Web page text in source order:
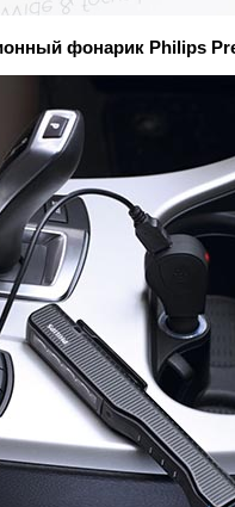
фонарик Philips